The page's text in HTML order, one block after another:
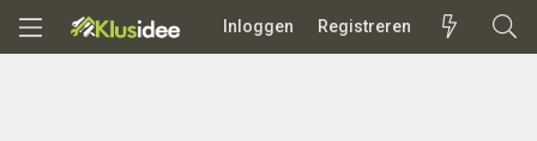
Inloggen Registreren